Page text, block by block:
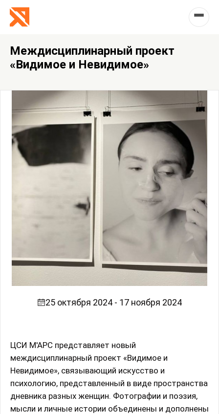
Междисциплинарный проект
«Видимое и Невидимое»
25 октября 2024 - 17 ноября 2024
ЦСИ М'АРС представляет новый
междисциплинарный проект «Видимое и
Невидимое», связывающий искусство и
психологию, представленный в виде пространства
дневника разных женщин. Фотографии и поэзия,
мысли и личные истории объединены и дополнены